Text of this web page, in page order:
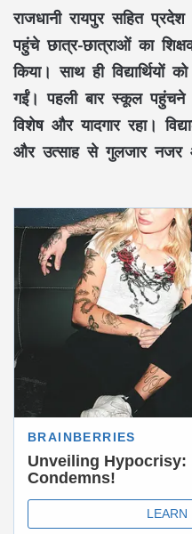
राजधानी रायपुर सहित
पहुंचे छात्र-छात्राओं का
किया। साथ ही विद्यार्थियों
गईं। पहली बार स्कूल पहुंचने
विशेष और यादगार रहा।
और उत्साह से गुलजार